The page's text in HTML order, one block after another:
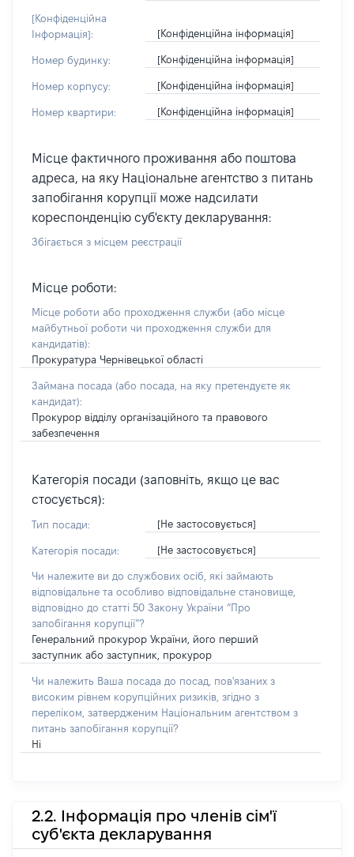
[Конфіденційна
Інформація]:
[Конфіденційна інформація]
Номер будинку: [Конфіденційна інформація]
Номер корпусу: [Конфіденційна інформація]
Номер квартири: [Конфіденційна інформація]
Місце фактичного проживання або поштова
адреса, на яку Національне агентство з питань
запобігання корупції може надсилати
кореспонденцію суб'єкту декларування:
Збігається з місцем реєстрації
Місце роботи:
Місце роботи або проходження служби (або місце
майбутньої роботи чи проходження служби для
кандидатів):
Прокуратура Чернівецької області
Займана посада (або посада, на яку претендуєте як
кандидат):
Прокурор відділу організаційного та правового
забезпечення
Категорія посади (заповніть, якщо це вас
стосується):
Тип посади: [Не застосовується]
Категорія посади: [Не застосовується]
Чи належите ви до службових осіб, які займають
відповідальне та особливо відповідальне становище,
відповідно до статті 50 Закону України “Про
запобігання корупції”?
Генеральний прокурор України, його перший
заступник або заступник, прокурор
Чи належить Ваша посада до посад, пов'язаних з
високим рівнем корупційних ризиків, згідно з
переліком, затвердженим Національним агентством з
питань запобігання корупції?
Ні
2.2. Інформація про членів сім'ї
суб'єкта декларування